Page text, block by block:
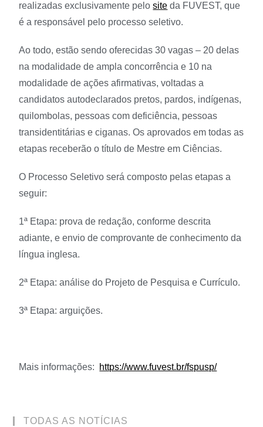
realizadas exclusivamente pelosite da FUVEST, que
é a responsável pelo processo seletivo.
Ao todo, estão sendo oferecidas 30 vagas – 20 delas
na modalidade de ampla concorrência e 10 na
modalidade de ações afirmativas, voltadas a
candidatos autodeclarados pretos, pardos, indígenas,
quilombolas, pessoas com deficiência, pessoas
transidentitárias e ciganas. Os aprovados em todas as
etapas receberão o título de Mestre em Ciências.
O Processo Seletivo será composto pelas etapas a
seguir:
1ª Etapa: prova de redação, conforme descrita
adiante, e envio de comprovante de conhecimento da
língua inglesa.
2ª Etapa: análise do Projeto de Pesquisa e Currículo.
3ª Etapa: arguições.
Mais informações: https://www.fuvest.br/fspusp/
TODAS AS NOTÍCIAS